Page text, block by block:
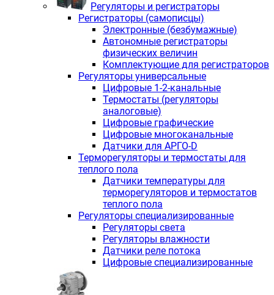
Регуляторы и регистраторы
Регистраторы (самописцы)
Электронные (безбумажные)
Автономные регистраторы
физических величин
Комплектующие для регистраторов
Регуляторы универсальные
Цифровые 1-2-канальные
Термостаты (регуляторы
аналоговые)
Цифровые графические
Цифровые многоканальные
Датчики для АРГО-D
Терморегуляторы и термостаты для
теплого пола
Датчики температуры для
терморегуляторов и термостатов
теплого пола
Регуляторы специализированные
Регуляторы света
Регуляторы влажности
Датчики реле потока
Цифровые специализированные